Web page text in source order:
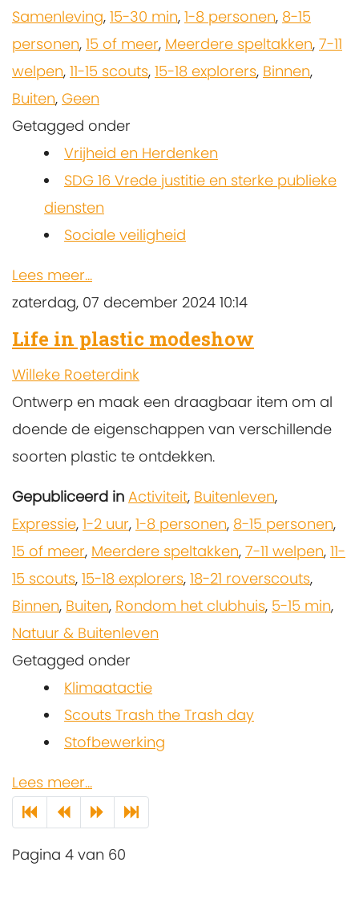
Samenleving, 15-30 min, 1-8 personen, 8-15
personen, 15 of meer, Meerdere speltakken, 7-11
welpen, 11-15 scouts, 15-18 explorers, Binnen,
Buiten, Geen
Getagged onder
Vrijheid en Herdenken
SDG 16 Vrede justitie en sterke publieke
diensten
Sociale veiligheid
Lees meer...
zaterdag, 07 december 2024 10:14
Life in plastic modeshow
Willeke Roeterdink
Ontwerp en maak een draagbaar item om al
doende de eigenschappen van verschillende
soorten plastic te ontdekken.
Gepubliceerd in Activiteit, Buitenleven,
Expressie, 1-2 uur, 1-8 personen, 8-15 personen,
15 of meer, Meerdere speltakken, 7-11 welpen, 11-
15 scouts, 15-18 explorers, 18-21 roverscouts,
Binnen, Buiten, Rondom het clubhuis, 5-15 min,
Natuur & Buitenleven
Getagged onder
Klimaatactie
Scouts Trash the Trash day
Stofbewerking
Lees meer...
Pagina 4 van 60